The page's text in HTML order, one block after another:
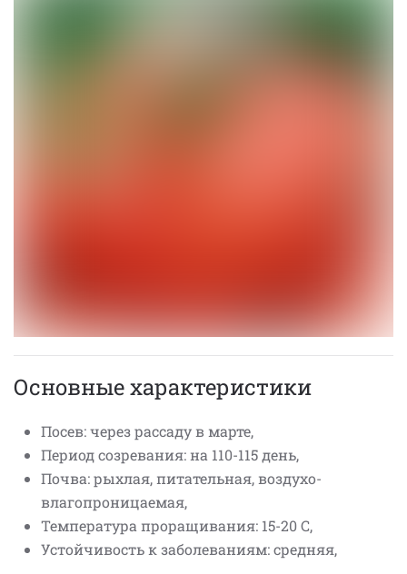
Основные характеристики
Посев: через рассаду в марте,
Период созревания: на 110-115 день,
Почва: рыхлая, питательная, воздухо-
влагопроницаемая,
Температура проращивания: 15-20 С,
Устойчивость к заболеваниям: средняя,